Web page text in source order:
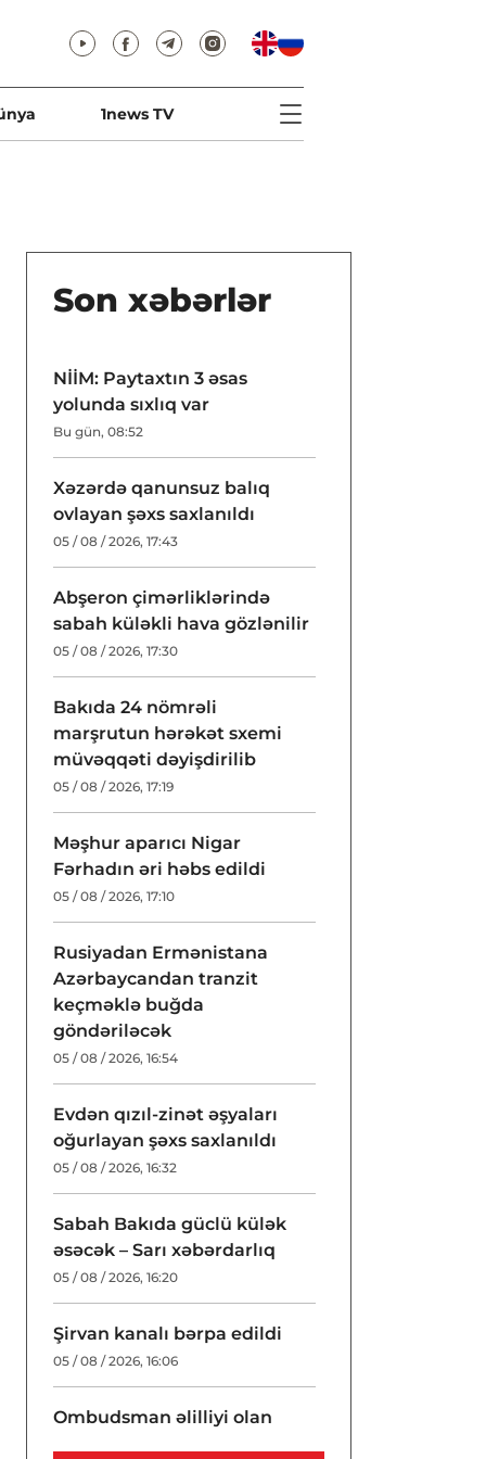
1news TV
Son xəbərlər
NİİM: Paytaxtın 3 əsas
yolunda sıxlıq var
Bu gün, 08:52
Xəzərdə qanunsuz balıq
ovlayan şəxs saxlanıldı
05 / 08 / 2026, 17:43
Abşeron çimərliklərində
sabah küləkli hava gözlənilir
05 / 08 / 2026, 17:30
Bakıda 24 nömrəli
marşrutun hərəkət sxemi
müvəqqəti dəyişdirilib
05 / 08 / 2026, 17:19
Məşhur aparıcı Nigar
Fərhadın əri həbs edildi
05 / 08 / 2026, 17:10
Rusiyadan Ermənistana
Azərbaycandan tranzit
keçməklə buğda
göndəriləcək
05 / 08 / 2026, 16:54
Evdən qızıl-zinət əşyaları
oğurlayan şəxs saxlanıldı
05 / 08 / 2026, 16:32
Sabah Bakıda güclü külək
əsəcək – Sarı xəbərdarlıq
05 / 08 / 2026, 16:20
Şirvan kanalı bərpa edildi
05 / 08 / 2026, 16:06
Ombudsman əlilliyi olan